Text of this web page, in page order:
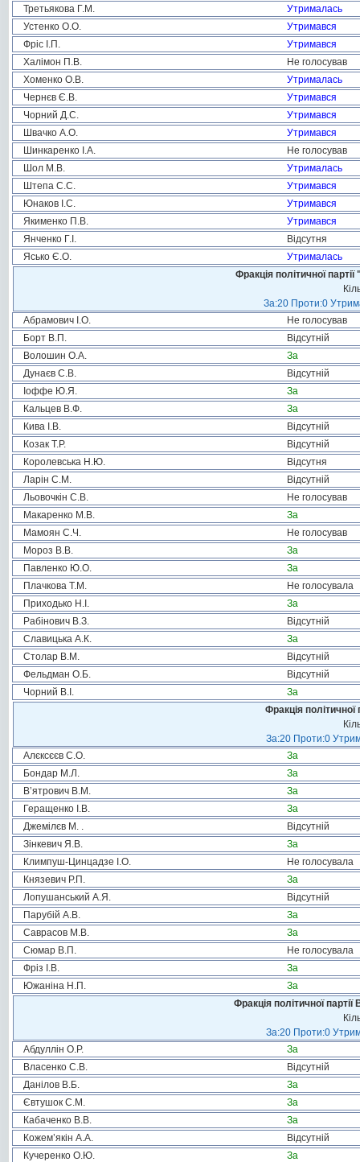
Третьякова Г.М.
Утрималась
Устенко О.О.
Утримався
Фріс І.П.
Утримався
Халімон П.В.
Не голосував
Хоменко О.В.
Утрималась
Чернєв Є.В.
Утримався
Чорний Д.С.
Утримався
Швачко А.О.
Утримався
Шинкаренко І.А.
Не голосував
Шол М.В.
Утрималась
Штепа С.С.
Утримався
Юнаков І.С.
Утримався
Якименко П.В.
Утримався
Янченко Г.І.
Відсутня
Ясько Є.О.
Утрималась
Фракція політичної
За:20 Проти:0
Абрамович І.О.
Не голосував
Борт В.П.
Відсутній
Волошин О.А.
За
Дунаєв С.В.
Відсутній
Іоффе Ю.Я.
За
Кальцев В.Ф.
За
Кива І.В.
Відсутній
Козак Т.Р.
Відсутній
Королевська Н.Ю.
Відсутня
Ларін С.М.
Відсутній
Льовочкін С.В.
Не голосував
Макаренко М.В.
За
Мамоян С.Ч.
Не голосував
Мороз В.В.
За
Павленко Ю.О.
За
Плачкова Т.М.
Не голосувала
Приходько Н.І.
За
Рабінович В.З.
Відсутній
Славицька А.К.
За
Столар В.М.
Відсутній
Фельдман О.Б.
Відсутній
Чорний В.І.
За
Фракція
За:20 Проти:0
Алєксєєв С.О.
За
Бондар М.Л.
За
В’ятрович В.М.
За
Геращенко І.В.
За
Джемілєв М. .
Відсутній
Зінкевич Я.В.
За
Климпуш-Цинцадзе І.О.
Не голосувала
Князевич Р.П.
За
Лопушанський А.Я.
Відсутній
Парубій А.В.
За
Саврасов М.В.
За
Сюмар В.П.
Не голосувала
Фріз І.В.
За
Южаніна Н.П.
За
Фракція політичної
За:20 Проти:0
Абдуллін О.Р.
За
Власенко С.В.
Відсутній
Данілов В.Б.
За
Євтушок С.М.
За
Кабаченко В.В.
За
Кожем’якін А.А.
Відсутній
Кучеренко О.Ю.
За